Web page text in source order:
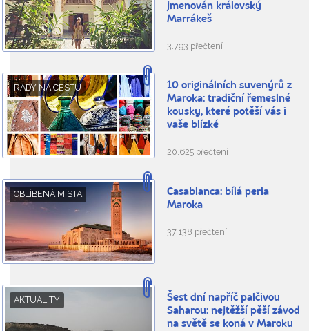
jmenován královský
Marrákeš
3.793 přečtení
RADY NA CESTU
10 originálních suvenýrů z
Maroka: tradiční řemeslné
kousky, které potěší vás i
vaše blízké
20.625 přečtení
OBLÍBENÁ MÍSTA
Casablanca: bílá perla
Maroka
37.138 přečtení
AKTUALITY
Šest dní napříč palčivou
Saharou: nejtěžší pěší závod
na světě se koná v Maroku